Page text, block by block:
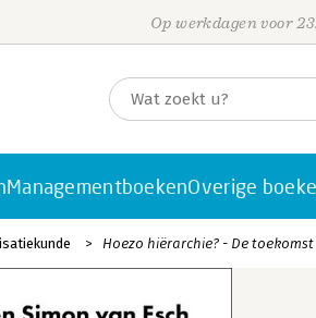
Op werkdagen voor
ManagementboekenOverige
Hoezo hiërarchie? - De